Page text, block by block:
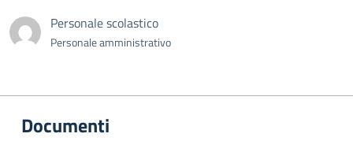
Personale scolastico
Personale amministrativo
Documenti